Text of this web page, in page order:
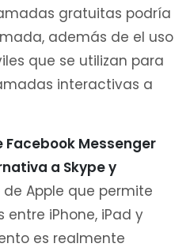
gratuitas podría
además de el uso
que se utilizan para
interactivas a
Messenger
a Skype y
Apple que permite
iPhone, iPad y
es realmente